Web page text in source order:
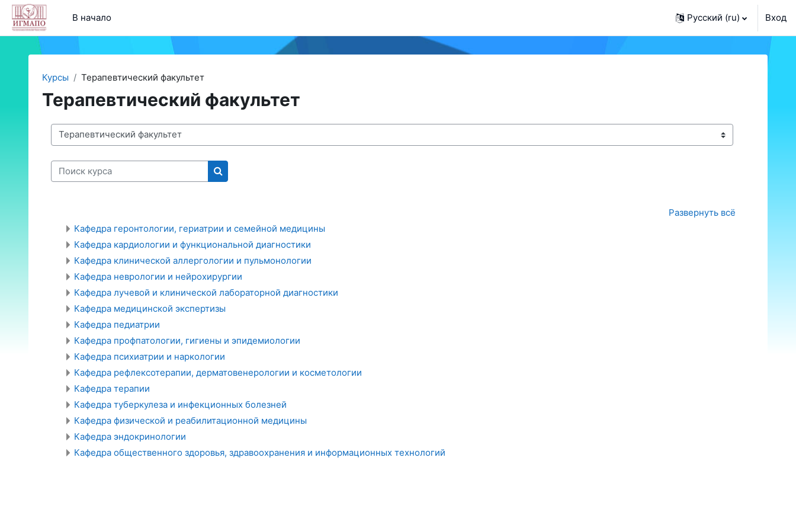
Перейти к основному содержанию
В начало
Русский ‎(ru)‎ Вход
Курсы Терапевтический факультет
Терапевтический факультет
Категории курсов
Поиск курса
Поиск курса
Развернуть всё
Кафедра геронтологии, гериатрии и семейной медицины
Кафедра кардиологии и функциональной диагностики
Кафедра клинической аллергологии и пульмонологии
Кафедра неврологии и нейрохирургии
Кафедра лучевой и клинической лабораторной диагностики
Кафедра медицинской экспертизы
Кафедра педиатрии
Кафедра профпатологии, гигиены и эпидемиологии
Кафедра психиатрии и наркологии
Кафедра рефлексотерапии, дерматовенерологии и косметологии
Кафедра терапии
Кафедра туберкулеза и инфекционных болезней
Кафедра физической и реабилитационной медицины
Кафедра эндокринологии
Кафедра общественного здоровья, здравоохранения и информационных технологий